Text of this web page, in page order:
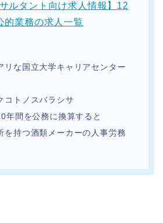
ルタント向け求人情報】12
的業務の求人一覧
リな国立大学キャリアセンター
コトノスバラシサ
年間を公務に換算すると
を持つ酒類メーカーの人事労務